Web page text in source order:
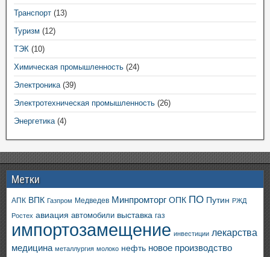
Транспорт (13)
Туризм (12)
ТЭК (10)
Химическая промышленность (24)
Электроника(39)
Электротехническая промышленность (26)
Энергетика(4)
Метки
АПК ВПК Газпром Медведев Минпромторг ОПК ПО Путин РЖД
Ростех авиация автомобили выставка газ
импортозамещение инвестиции лекарства
медицина металлургия молоко нефть новое производство